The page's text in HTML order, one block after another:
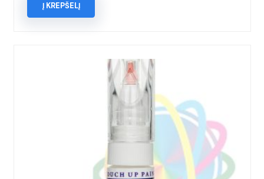
Į KREPŠELĮ